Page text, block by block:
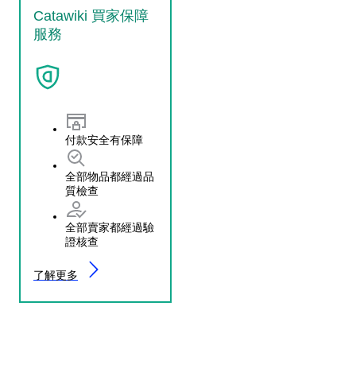
Catawiki 買家保障
服務
付款安全有保障
全部物品都經過品
質檢查
全部賣家都經過驗
證核查
了解更多